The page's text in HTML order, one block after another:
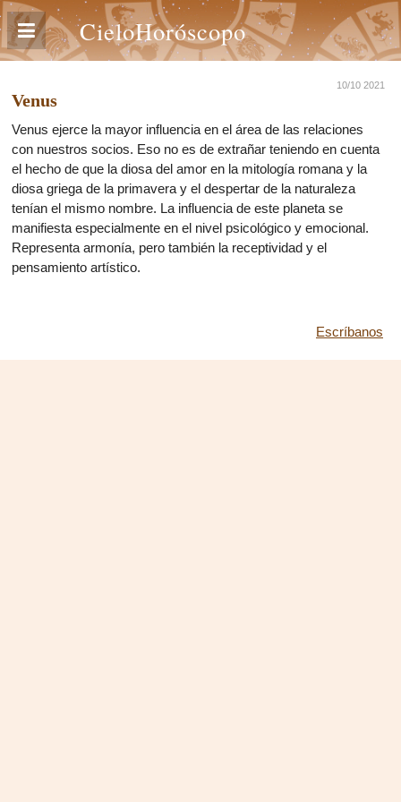
CieloHoróscopo
10/10 2021
Venus
Venus ejerce la mayor influencia en el área de las relaciones
con nuestros socios. Eso no es de extrañar teniendo en cuenta
el hecho de que la diosa del amor en la mitología romana y la
diosa griega de la primavera y el despertar de la naturaleza
tenían el mismo nombre. La influencia de este planeta se
manifiesta especialmente en el nivel psicológico y emocional.
Representa armonía, pero también la receptividad y el
pensamiento artístico.
Escríbanos